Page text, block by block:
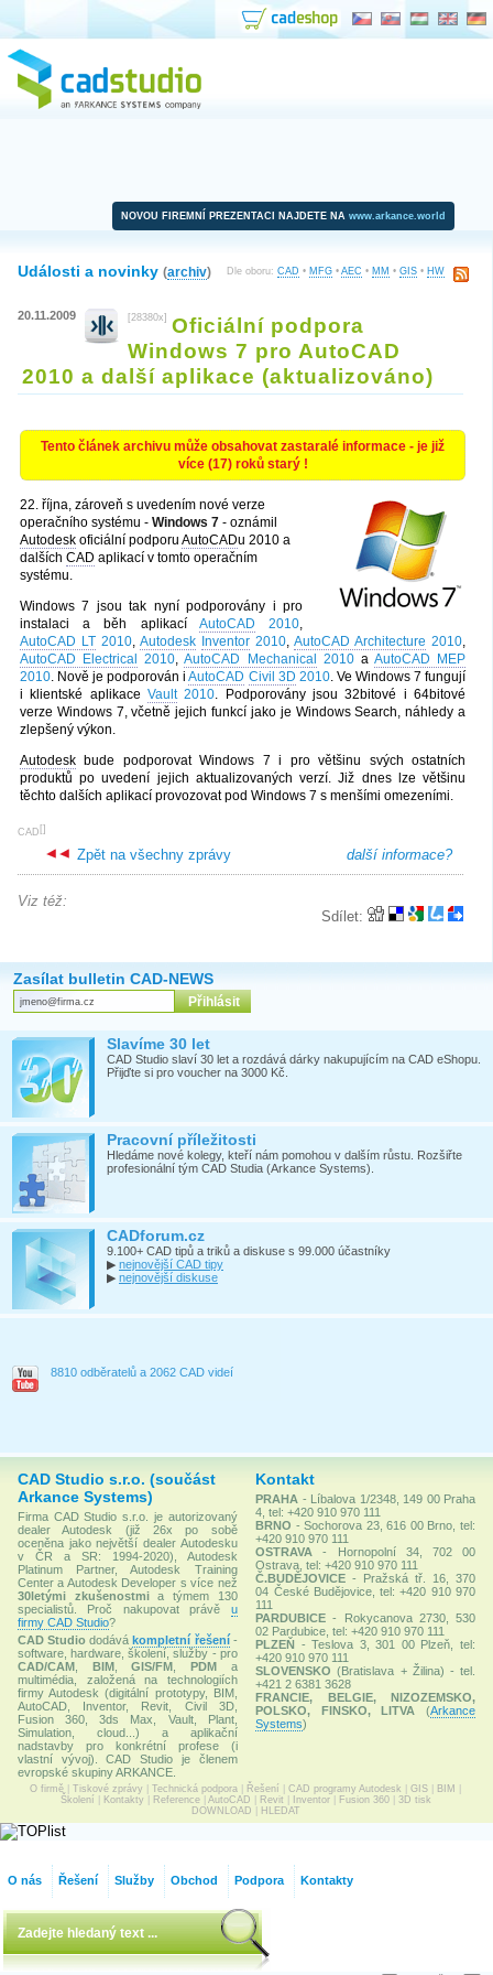
NOVOU FIREMNÍ PREZENTACI NAJDETE NA www.arkance.world
Dle oboru: CAD • MFG • AEC • MM • GIS • HW
Události a novinky (archiv)
20.11.2009 [28380x] Oficiální podpora
Windows 7 pro AutoCAD
2010 a další aplikace (aktualizováno)
Tento článek archivu může obsahovat zastaralé informace - je již
více (17) roků starý !
22. října, zároveň s uvedením nové verze
operačního systému - Windows 7 - oznámil
Autodesk oficiální podporu AutoCADu 2010 a
dalších CAD aplikací v tomto operačním
systému.
Windows 7 jsou tak nyní podporovány i pro
instalaci a běh aplikací AutoCAD 2010,
AutoCAD LT 2010, Autodesk Inventor 2010, AutoCAD Architecture 2010,
AutoCAD Electrical
2010,AutoCAD Mechanical 2010a AutoCAD MEP
2010. Nově je podporován iAutoCAD Civil 3D 2010. Ve Windows 7 fungují
i klientské aplikace Vault2010. Podporovány jsou 32bitové i 64bitové
verze Windows 7, včetně jejich funkcí jako je Windows Search, náhledy a
zlepšený výkon.
Autodesk bude podporovat Windows 7 i pro většinu svých ostatních
produktů po uvedení jejich aktualizovaných verzí. Již dnes lze většinu
těchto dalších aplikací provozovat pod Windows 7 s menšími omezeními.
[
CAD ]
další informace?
Zpět na všechny zprávy
Sdílet:
Viz též:
Zasílat bulletin CAD-NEWS
Slavíme 30 let
CAD Studio slaví 30 let a rozdává dárky nakupujícím na CAD eShopu.
Přijďte si pro voucher na 3000 Kč.
Pracovní příležitosti
Hledáme nové kolegy, kteří nám pomohou v dalším růstu. Rozšiřte
profesionální tým CAD Studia (Arkance Systems).
CADforum.cz
9.100+ CAD tipů a triků a diskuse s 99.000 účastníky
▶ nejnovější CAD tipy
▶ nejnovější diskuse
8810 odběratelů a 2062 CAD videí
CAD Studio s.r.o. (součást
Arkance Systems)
Firma CAD Studio s.r.o. je autorizovaný
dealer Autodesk (již 26x po sobě
oceněna jako největší dealer Autodesku
v ČR a SR: 1994-2020), Autodesk
Platinum Partner, Autodesk Training
Center a Autodesk Developer s více než
30letými zkušenostmia týmem 130
specialistů. Proč nakupovat právě u
firmy CAD Studio?
CAD Studio dodávákompletní řešení-
software, hardware, školení, služby - pro
CAD/CAM
BIM,GIS/FM ,PDM a
multimédia, založená na technologiích
firmy Autodesk (digitální prototypy, BIM,
AutoCAD, Inventor, Revit, Civil 3D,
Fusion 360, 3ds Max, Vault, Plant,
Simulation, cloud...) a aplikační
nadstavby pro konkrétní profese (i
vlastní vývoj). CAD Studio je členem
evropské skupiny ARKANCE.
Kontakt
PRAHA - Líbalova 1/2348, 149 00 Praha
4, tel: +420 910 970 111
BRNO - Sochorova 23, 616 00 Brno, tel:
+420 910 970 111
OSTRAVA
- Hornopolní 34, 702 00
Ostrava, tel: +420 910 970 111
Č.BUDĚJOVICE - Pražská tř. 16, 370
04 České Budějovice, tel: +420 910 970
111
PARDUBICE - Rokycanova 2730, 530
02 Pardubice, tel: +420 910 970 111
PLZEŇ - Teslova 3, 301 00 Plzeň, tel:
+420 910 970 111
SLOVENSKO (Bratislava + Žilina) - tel.
+421 2 6381 3628
FRANCIE, BELGIE, NIZOZEMSKO,
POLSKO, FINSKO, LITVA
(Arkance
Systems)
O firmě Tiskové zprávy Technická podpora Řešení CAD programy Autodesk GIS BIM
Školení
Kontakty Reference| AutoCAD Revit Inventor| Fusion 360| 3D tisk
DOWNLOAD
HLEDAT
O nás Řešení Služby Obchod Podpora Kontakty